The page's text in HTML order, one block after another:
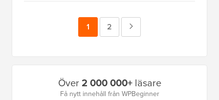
Sida
1 Sida
2
Över2 000 000+läsare
Få nytt innehåll från WPBeginner